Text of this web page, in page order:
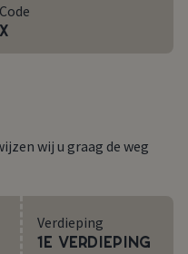
Code
X
wij u graag de weg
Verdieping
1e Verdieping